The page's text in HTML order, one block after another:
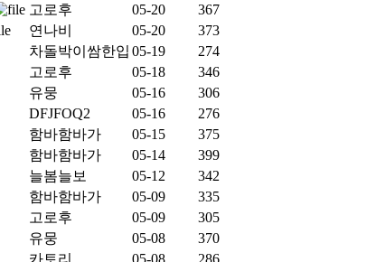
고로후 05-20
367
연나비 05-20
373
차돌박이쌈한입 05-19
274
고로후 05-18
346
유뭉 05-16
306
DFJFOQ2 05-16
276
함바함바가 05-15
375
함바함바가 05-14
399
늘봄늘보 05-12
342
함바함바가 05-09
335
고로후 05-09
305
유뭉 05-08
370
카토리 05-08
286